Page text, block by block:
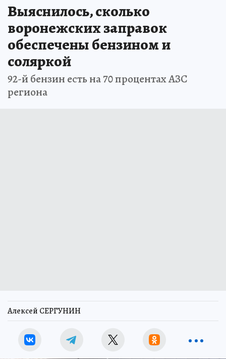
Выяснилось, сколько
воронежских заправок
обеспечены бензином и
соляркой
92-й бензин есть на 70 процентах АЗС
региона
Алексей СЕРГУНИН